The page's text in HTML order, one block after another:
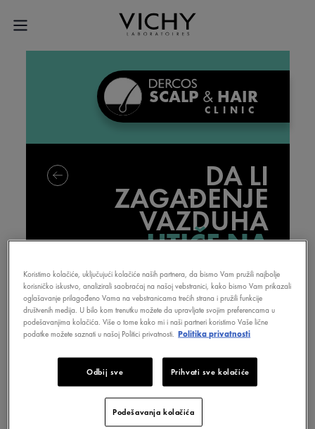
DA LI
ZAGAĐENJE
VAZDUHA
UTIČE NA
VLASIŠTE?
SCALP& HAIR
CLINIC
Koristimo kolačiće, uključujući kolačiće naših partnera, da bismo Vam pružili najbolje
korisničko iskustvo, analizirali saobraćaj na našoj vebstranici, kako bismo Vam prikazali
oglašavanje prilagođeno Vama na vebstranicama trećih strana i pružili funkcije
društvenih medija. U bilo kom trenutku možete da upravljate svojim preferencama u
podešavanjima kolačića. Više o tome kako mi i naši partneri koristimo Vaše lične
podatke možete saznati u našoj Politici privatnosti. Politika privatnosti
Odbij sve Prihvati sve kolačiće
Podešavanja kolačića